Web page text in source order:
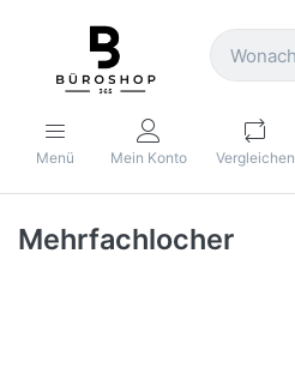
Menü Mein Konto Vergleichen
Mehrfachlocher